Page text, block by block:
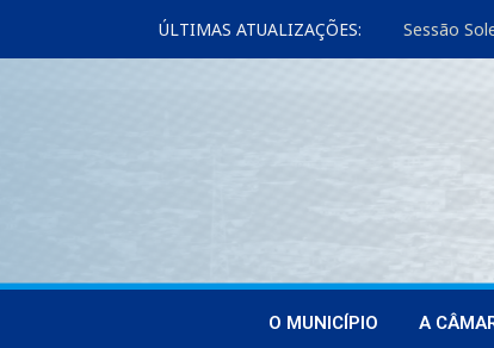
ÚLTIMAS ATUALIZAÇÕES: Sessão
O MUNICÍPIO A